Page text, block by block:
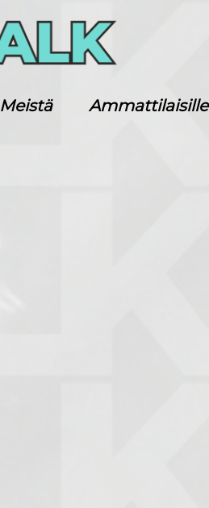
Meistä Ammattilaisille